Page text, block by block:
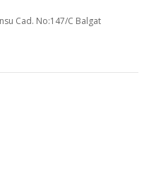
Cad. No:147/C Balgat